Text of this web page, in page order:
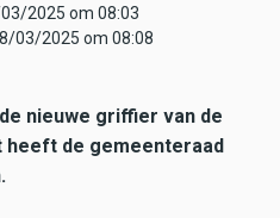
2025 om 08:03
03/2025 om 08:08
nieuwe griffier van de
heeft de gemeenteraad